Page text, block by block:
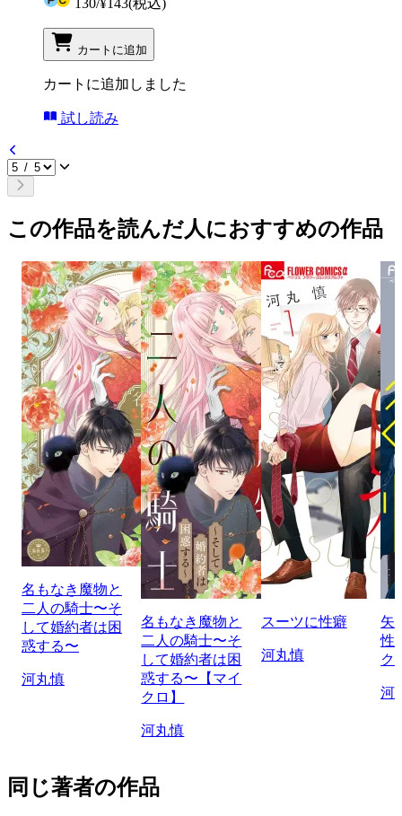
130/¥143(税込)
カートに追加
カートに追加しました
試し読み
この作品を読んだ人におすすめの作品
名もなき魔物と
二人の騎士〜そ
して婚約者は困
惑する〜
河丸慎
名もなき魔物と
二人の騎士〜そ
して婚約者は困
惑する〜【マイ
クロ】
河丸慎
スーツに性癖
河丸慎
矢
性
ク
河
同じ著者の作品